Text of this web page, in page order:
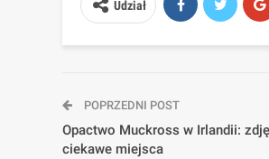
Udział
POPRZEDNI POST
Opactwo Muckross w Irlandii:
ciekawe miejsca